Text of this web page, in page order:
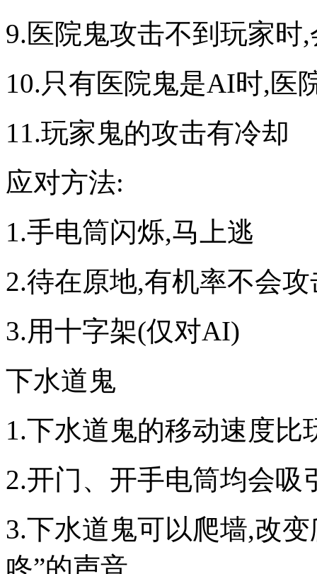
9.医院鬼攻击不到玩家时
10.只有医院鬼是AI时,医
11.玩家鬼的攻击有冷却
应对方法:
1.手电筒闪烁,马上逃
2.待在原地,有机率不会
3.用十字架(仅对AI)
下水道鬼
1.下水道鬼的移动速度比
2.开门、开手电筒均会吸
3.下水道鬼可以爬墙,改
咚”的声音